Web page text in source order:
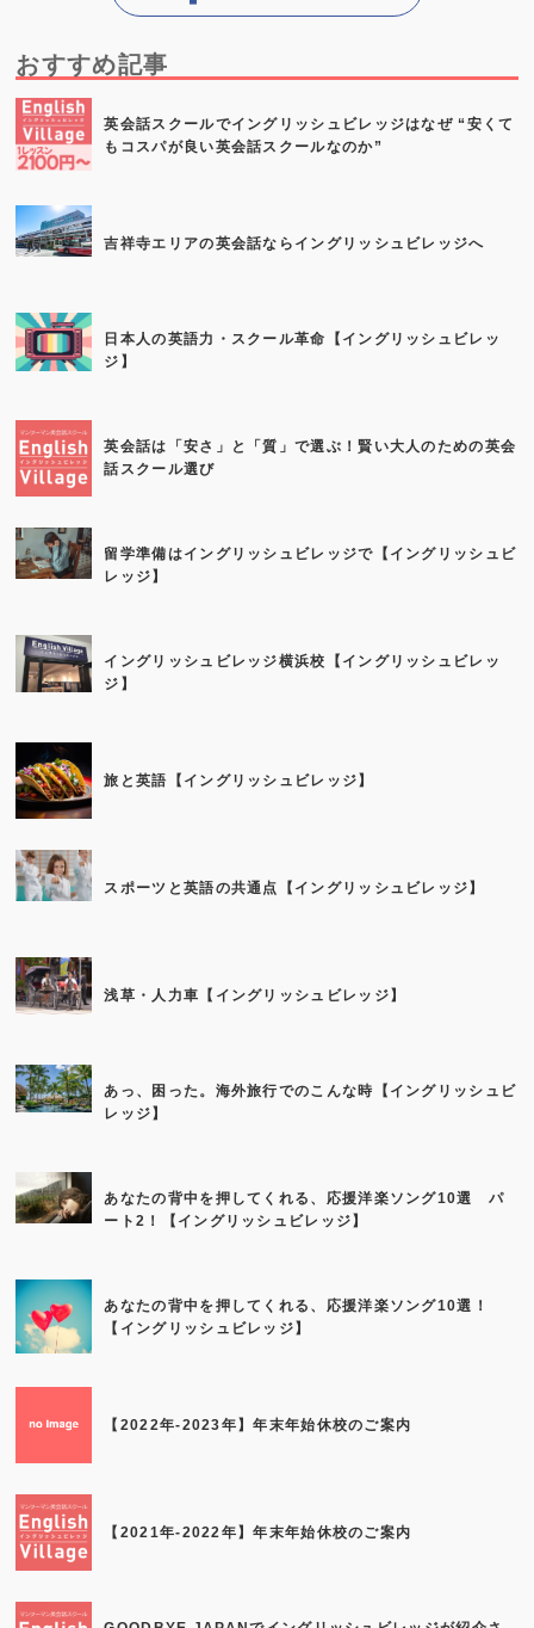
おすすめ記事
英会話スクールでイングリッシュビレッジはなぜ “安くて
もコスパが良い英会話スクールなのか”
吉祥寺エリアの英会話ならイングリッシュビレッジへ
日本人の英語力・スクール革命【イングリッシュビレッ
ジ】
英会話は「安さ」と「質」で選ぶ！賢い大人のための英会
話スクール選び
留学準備はイングリッシュビレッジで【イングリッシュビ
レッジ】
イングリッシュビレッジ横浜校【イングリッシュビレッ
ジ】
旅と英語【イングリッシュビレッジ】
スポーツと英語の共通点【イングリッシュビレッジ】
浅草・人力車【イングリッシュビレッジ】
あっ、困った。海外旅行でのこんな時【イングリッシュビ
レッジ】
あなたの背中を押してくれる、応援洋楽ソング10選 パ
ート2！【イングリッシュビレッジ】
あなたの背中を押してくれる、応援洋楽ソング10選！
【イングリッシュビレッジ】
【2022年-2023年】年末年始休校のご案内
【2021年-2022年】年末年始休校のご案内